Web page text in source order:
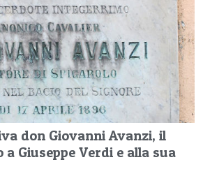
don Giovanni Avanzi, il
a Giuseppe Verdi e alla sua